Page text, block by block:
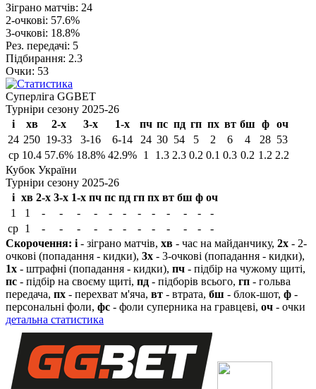
Зіграно матчів: 24
2-очкові: 57.6%
3-очкові: 18.8%
Рез. передачі: 5
Підбирання: 2.3
Очки: 53
Cуперліга GGBET
Турніри сезону 2025-26
і
хв 2-х 3-х 1-х пч пс пд гп пх вт бш ф
оч
24 250 19-33 3-16 6-14 24 30 54 5 2 6 4 28 53
ср 10.4 57.6% 18.8% 42.9% 1 1.3 2.3 0.2 0.1 0.3 0.2 1.2 2.2
Кубок України
Турніри сезону 2025-26
і хв 2-х 3-х 1-х пч пс пд гп пх вт бш ф оч
1
1 - - - - - - - - - - -
-
ср 1 - - - - - - - - - - -
-
Скорочення: і - зіграно матчів, хв - час на майданчику, 2х - 2-
очкові (попадання - кидки), 3х - 3-очкові (попадання - кидки),
1х - штрафні (попадання - кидки), пч - підбір на чужому щиті,
пс - підбір на своєму щиті, пд - підборів всього, гп - гольва
передача, пх - перехват м'яча, вт - втрата, бш - блок-шот, ф -
персональні фоли, фс - фоли суперника на гравцеві, оч - очки
детальна статистика